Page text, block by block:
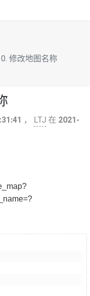
修改地图名称
， LTJ 在 2021-